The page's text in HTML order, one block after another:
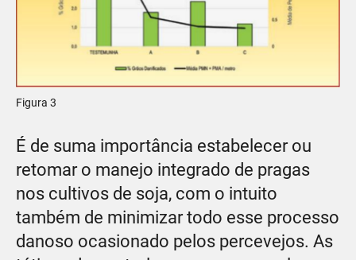
Figura 3
É de suma importância estabelecer ou
retomar o manejo integrado de pragas
nos cultivos de soja, com o intuito
também de minimizar todo esse processo
danoso ocasionado pelos percevejos. As